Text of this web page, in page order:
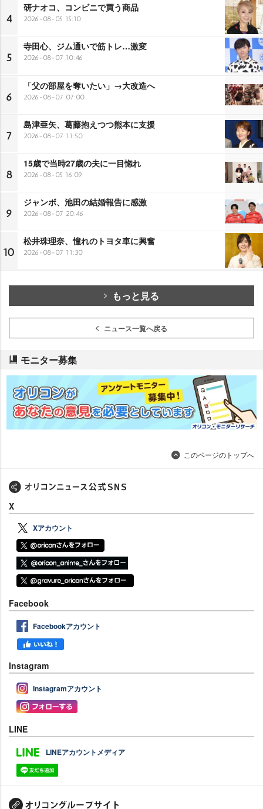
4
研ナオコ、コンビニで買う商品
2026-08-05 15:10
5
寺田心、ジム通いで筋トレ…激変
2026-08-07 10:46
6
「父の部屋を奪いたい」→大改造へ
2026-08-07 07:00
7
島津亜矢、葛藤抱えつつ熊本に支援
2026-08-07 11:50
8
15歳で当時27歳の夫に一目惚れ
2026-08-05 16:09
9
ジャンボ、池田の結婚報告に感激
2026-08-07 20:46
10
松井珠理奈、憧れのトヨタ車に興奮
2026-08-07 11:30
もっと見る
ニュース一覧へ戻る
モニター募集
このページのトップへ
X
Xアカウント
Facebook
Facebookアカウント
Instagram
Instagramアカウント
LINE
LINEアカウントメディア